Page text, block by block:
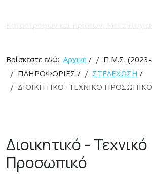
Βρίσκεστε εδώ: Αρχική / Π.Μ.Σ.
ΠΛΗΡΟΦΟΡΙΕΣ / ΣΤΕΛΕΧΩΣΗ /
ΔΙΟΙΚΗΤΙΚΟ -ΤΕΧΝΙΚΟ ΠΡΟΣΩΠΙΚΟ
Διοικητικό - Τεχνικό
Προσωπικό